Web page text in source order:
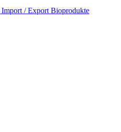
Import / Export Bioprodukte